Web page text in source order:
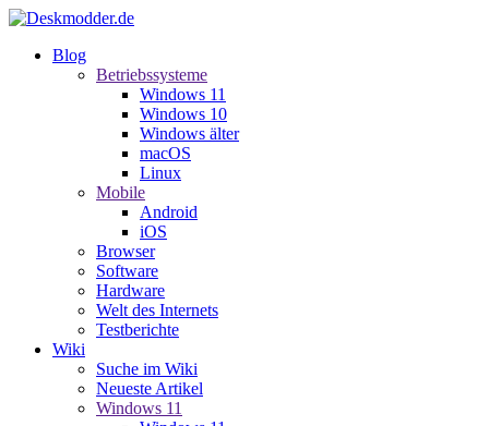
Blog
Betriebssysteme
Windows 11
Windows 10
Windows älter
macOS
Linux
Mobile
Android
iOS
Browser
Software
Hardware
Welt des Internets
Testberichte
Wiki
Suche im Wiki
Neueste Artikel
Windows 11